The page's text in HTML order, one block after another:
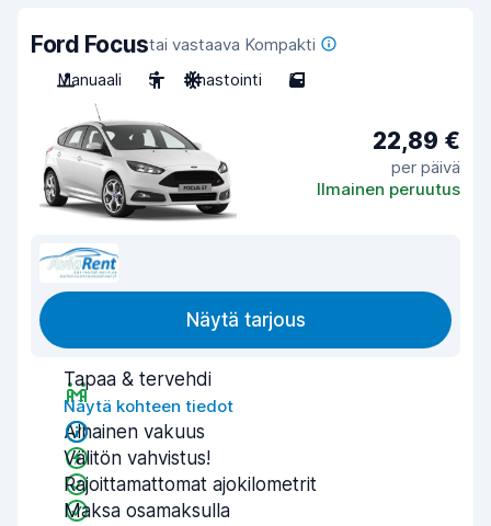
Ford Focustai vastaava Kompakti
Manuaali
5 Ilmastointi 5
22,89 €
per päivä
Ilmainen peruutus
Näytä tarjous
Tapaa & tervehdi
Näytä kohteen tiedot
Alhainen vakuus
Välitön vahvistus!
Rajoittamattomat ajokilometrit
Maksa osamaksulla